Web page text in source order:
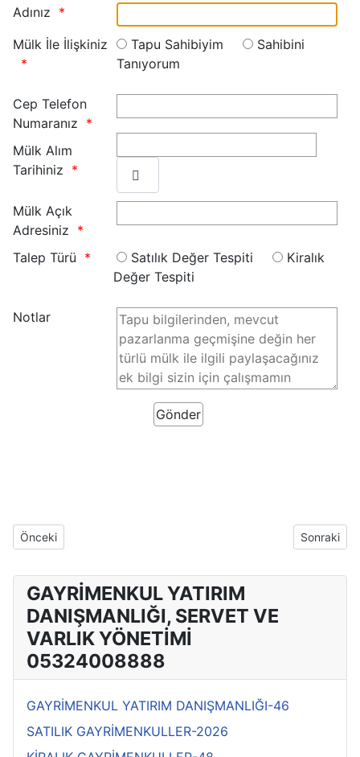
Adınız
Mülk İle İlişkiniz
Tapu Sahibiyim
Sahibini
Tanıyorum
Cep Telefon
Numaranız
Mülk Alım
Tarihiniz
Mülk Açık
Adresiniz
Talep Türü
Satılık Değer Tespiti
Kiralık
Değer Tespiti
Notlar
Önceki makale: Gayrimenkul Yatırım Danışmanlığı Yeni Adaylar
Önceki Sonraki
Sonraki
GAYRİMENKUL YATIRIM
DANIŞMANLIĞI, SERVET VE
VARLIK YÖNETİMİ
05324008888
GAYRİMENKUL YATIRIM DANIŞMANLIĞI-46
SATILIK GAYRİMENKULLER-2026